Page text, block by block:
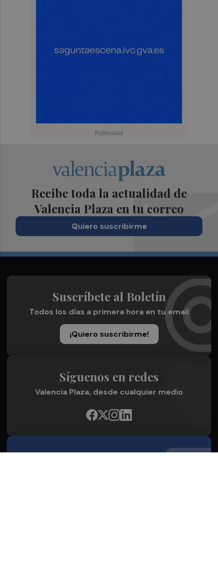
Recibe toda la actualidad de
Valencia Plaza en tu correo
Quiero suscribirme
Suscríbete al Boletín
Todos los días a primera hora en tu email
¡Quiero suscribirme!
Síguenos en redes
Valencia Plaza, desde cualquier medio
Quienes Somos